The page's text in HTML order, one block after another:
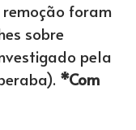
foram
sobre
pela
*Com